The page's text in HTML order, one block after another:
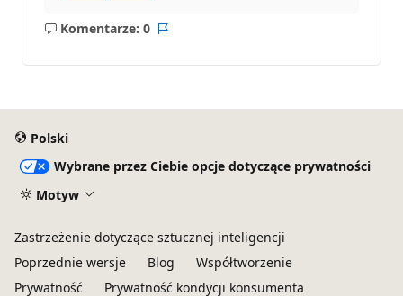
Komentarze: 0
Brak
Polski
Wybrane przez Ciebie opcje dotyczące prywatności
Motyw
Zastrzeżenie dotyczące sztucznej inteligencji
Poprzednie wersje
Blog
Współtworzenie
Prywatność
Prywatność kondycji konsumenta